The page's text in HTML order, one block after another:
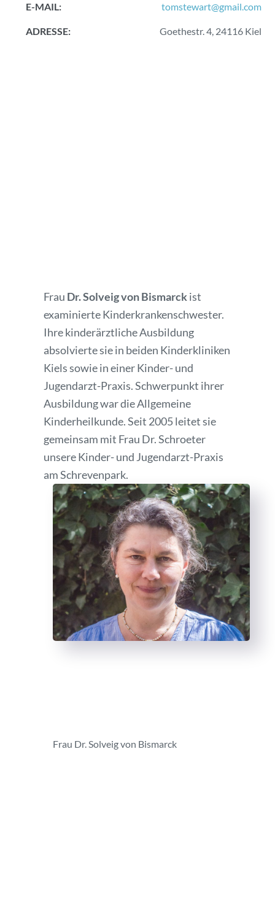
E-MAIL: tomstewart@gmail.com
ADRESSE: Goethestr. 4, 24116 Kiel
Frau Dr. Solveig von Bismarckist
examinierte Kinderkrankenschwester.
Ihre kinderärztliche Ausbildung
absolvierte sie in beiden Kinderkliniken
Kiels sowie in einer Kinder- und
Jugendarzt-Praxis. Schwerpunkt ihrer
Ausbildung war die Allgemeine
Kinderheilkunde. Seit 2005 leitet sie
gemeinsam mit Frau Dr. Schroeter
unsere Kinder- und Jugendarzt-Praxis
am Schrevenpark.
Frau Dr. Solveig von Bismarck